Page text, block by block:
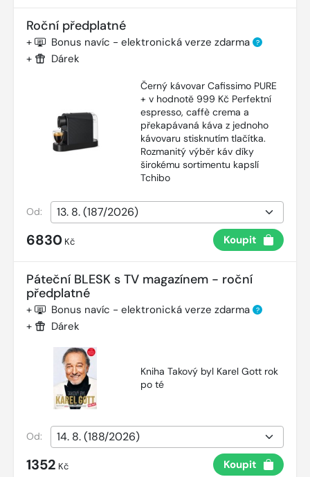
Roční předplatné
+ Bonus navíc - elektronická verze zdarma ?
+ Dárek
Černý kávovar Cafissimo PURE
+ v hodnotě 999 Kč Perfektní
espresso, caffè crema a
překapávaná káva z jednoho
kávovaru stisknutím tlačítka.
Rozmanitý výběr káv díky
širokému sortimentu kapslí
Tchibo
Od:
6830 Kč Koupit
Páteční BLESK s TV magazínem - roční
předplatné
+ Bonus navíc - elektronická verze zdarma ?
+ Dárek
Kniha Takový byl Karel Gott rok
po té
Od:
1352 Kč Koupit